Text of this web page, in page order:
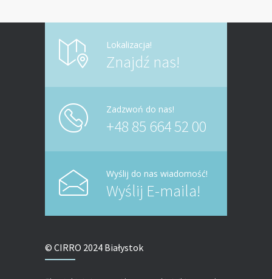
Lokalizacja!
Znajdź nas!
Zadzwoń do nas!
+48 85 664 52 00
Wyślij do nas wiadomość!
Wyślij E-maila!
© CIRRO 2024 Białystok